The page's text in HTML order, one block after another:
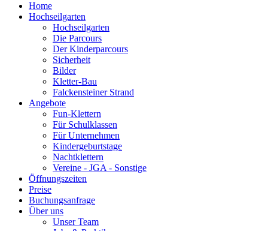
Home
Hochseilgarten
Hochseilgarten
Die Parcours
Der Kinderparcours
Sicherheit
Bilder
Kletter-Bau
Falckensteiner Strand
Angebote
Fun-Klettern
Für Schulklassen
Für Unternehmen
Kindergeburtstage
Nachtklettern
Vereine - JGA - Sonstige
Öffnungszeiten
Preise
Buchungsanfrage
Über uns
Unser Team